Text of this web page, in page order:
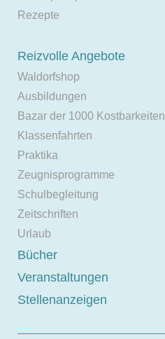
Rezepte
Reizvolle Angebote
Waldorfshop
Ausbildungen
Bazar der 1000 Kostbarkeiten
Klassenfahrten
Praktika
Zeugnisprogramme
Schulbegleitung
Zeitschriften
Urlaub
Bücher
Veranstaltungen
Stellenanzeigen